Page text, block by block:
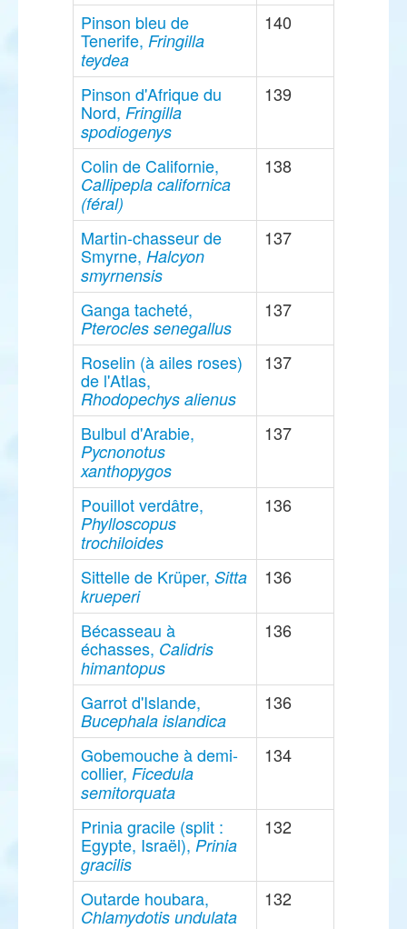
Pinson bleu de
Tenerife, Fringilla
teydea
140
Pinson d'Afrique du
Nord, Fringilla
spodiogenys
139
Colin de Californie,
Callipepla californica
(féral)
138
Martin-chasseur de
Smyrne, Halcyon
smyrnensis
137
Ganga tacheté,
Pterocles senegallus
137
Roselin (à ailes roses)
de l'Atlas,
Rhodopechys alienus
137
Bulbul d'Arabie,
Pycnonotus
xanthopygos
137
Pouillot verdâtre,
Phylloscopus
trochiloides
136
Sittelle de Krüper, Sitta
krueperi
136
Bécasseau à
échasses, Calidris
himantopus
136
Garrot d'Islande,
Bucephala islandica
136
Gobemouche à demi-
collier, Ficedula
semitorquata
134
Prinia gracile (split :
Egypte, Israël),Prinia
gracilis
132
Outarde houbara,
Chlamydotis undulata
132